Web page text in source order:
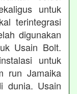
untuk
terintegrasi
digunakan
Usain Bolt.
untuk
run Jamaika
dunia. Usain